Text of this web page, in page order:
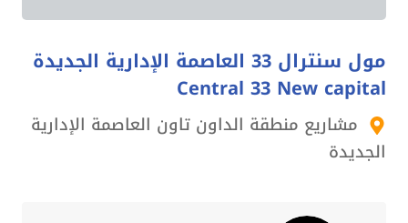
مول سنترال 33 العاصمة الإدارية الجديدة
Central 33 New capital
مشاريع منطقة الداون تاون العاصمة الإدارية
الجديدة